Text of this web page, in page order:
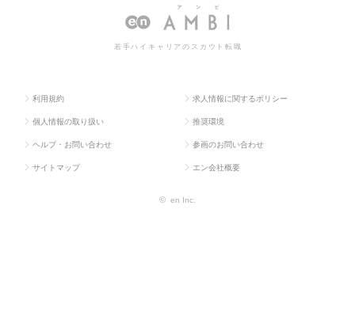
若手ハイキャリアのスカウト転職
利用規約 求人情報に関するポリシー
個人情報の取り扱い 推奨環境
ヘルプ・お問い合わせ 参画のお問い合わせ
サイトマップ エン会社概要
© en Inc.